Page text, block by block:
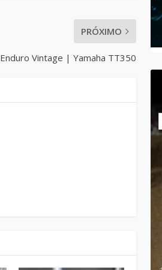
PRÓXIMO
Enduro Vintage | Yamaha TT350